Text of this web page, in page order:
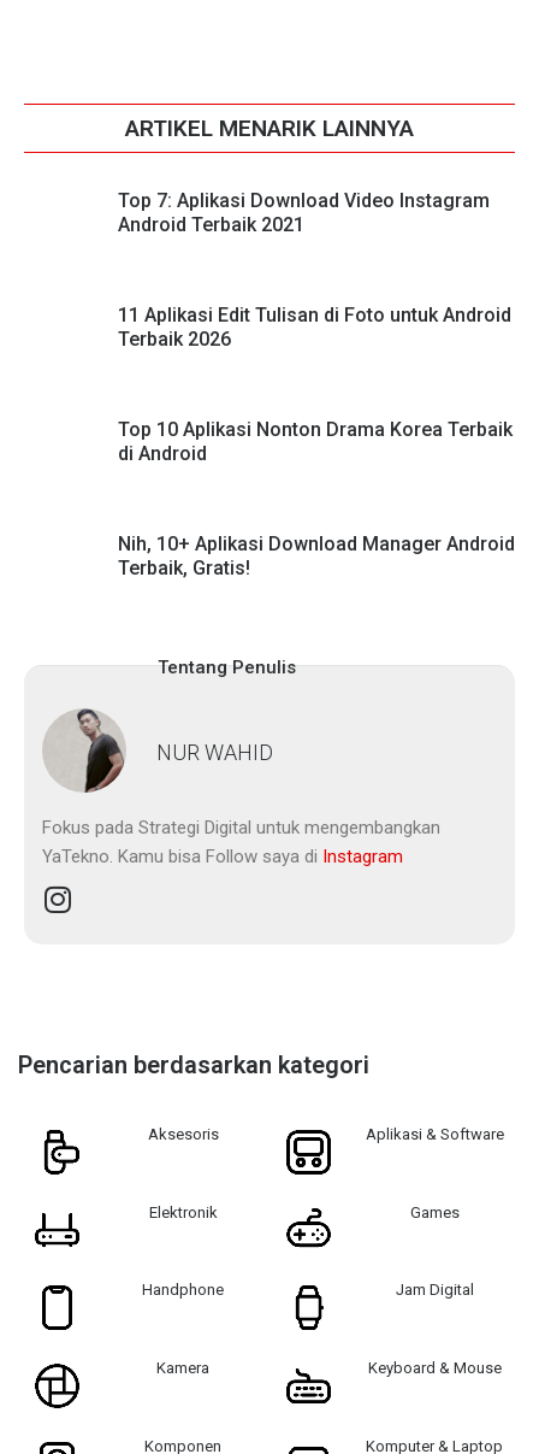
Tentang Penulis
ARTIKEL MENARIK LAINNYA
Top 7: Aplikasi Download Video Instagram
Android Terbaik 2021
11 Aplikasi Edit Tulisan di Foto untuk Android
Terbaik 2026
Top 10 Aplikasi Nonton Drama Korea Terbaik
di Android
Nih, 10+ Aplikasi Download Manager Android
Terbaik, Gratis!
NUR WAHID
Fokus pada Strategi Digital untuk mengembangkan
YaTekno. Kamu bisa Follow saya di Instagram
Pencarian berdasarkan kategori
Aksesoris Aplikasi & Software
Elektronik Games
Handphone Jam Digital
Kamera Keyboard & Mouse
Komponen Komputer & Laptop